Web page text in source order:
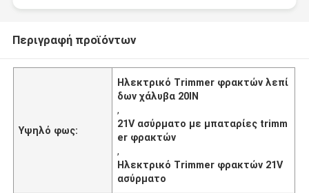
Περιγραφή προϊόντων
Υψηλό φως:
Ηλεκτρικό Trimmer φρακτών λεπί
δων χάλυβα 20IN
,
21V ασύρματο με μπαταρίες trimm
er φρακτών
,
Ηλεκτρικό Trimmer φρακτών 21V
ασύρματο